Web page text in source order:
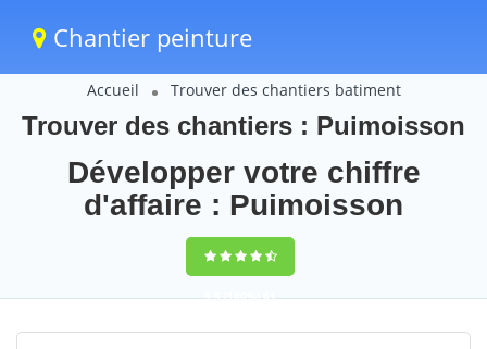
Chantier peinture
Accueil Trouver des chantiers batiment
Trouver des chantiers : Puimoisson
Développer votre chiffre
d'affaire : Puimoisson
9,5(100%)61
votes